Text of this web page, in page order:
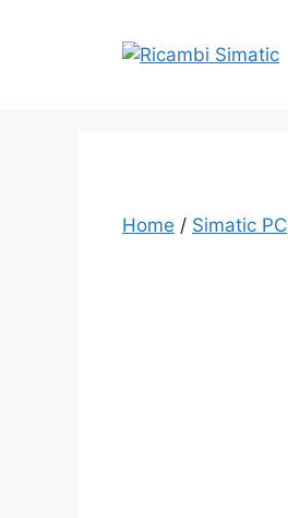
Home / Simatic PC